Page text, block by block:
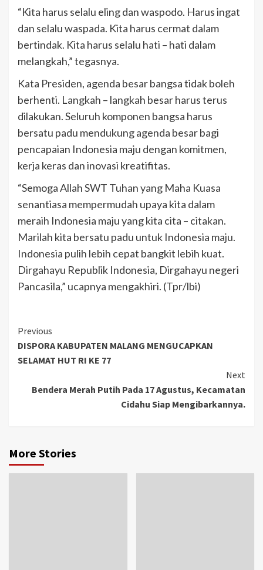
“Kita harus selalu eling dan waspodo. Harus ingat
dan selalu waspada. Kita harus cermat dalam
bertindak. Kita harus selalu hati – hati dalam
melangkah,” tegasnya.
Kata Presiden, agenda besar bangsa tidak boleh
berhenti. Langkah – langkah besar harus terus
dilakukan. Seluruh komponen bangsa harus
bersatu padu mendukung agenda besar bagi
pencapaian Indonesia maju dengan komitmen,
kerja keras dan inovasi kreatifitas.
“Semoga Allah SWT Tuhan yang Maha Kuasa
senantiasa mempermudah upaya kita dalam
meraih Indonesia maju yang kita cita – citakan.
Marilah kita bersatu padu untuk Indonesia maju.
Indonesia pulih lebih cepat bangkit lebih kuat.
Dirgahayu Republik Indonesia, Dirgahayu negeri
Pancasila,” ucapnya mengakhiri. (Tpr/lbi)
Previous
DISPORA KABUPATEN MALANG MENGUCAPKAN
SELAMAT HUT RI KE 77
Next
Bendera Merah Putih Pada 17 Agustus, Kecamatan
Cidahu Siap Mengibarkannya.
More Stories